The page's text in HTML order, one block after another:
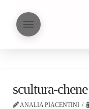
scultura-
ANALIA PIACENTINI